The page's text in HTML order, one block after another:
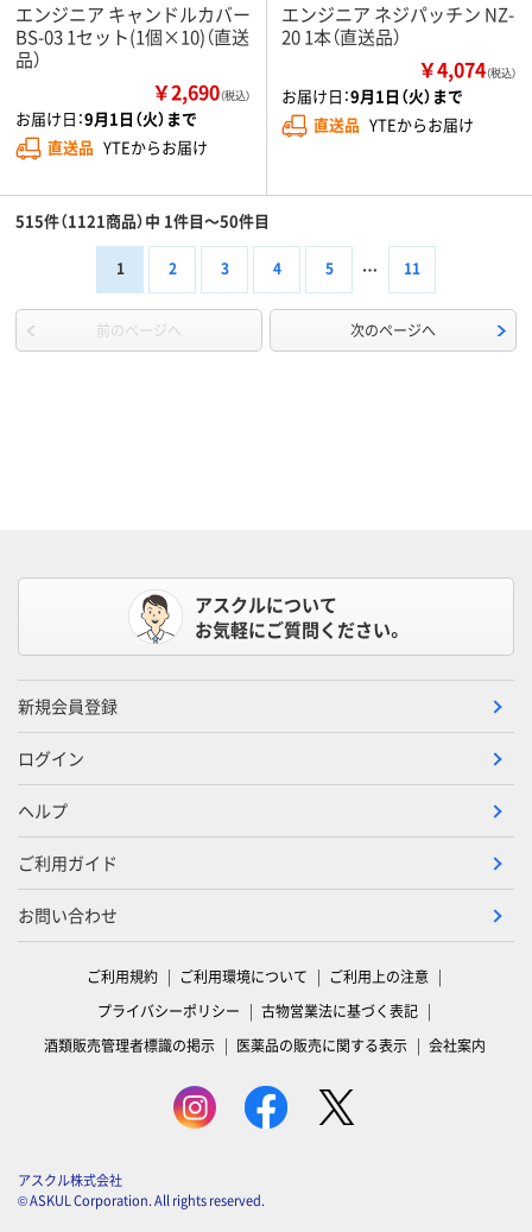
エンジニア キャンドルカバー
BS-03 1セット(1個×10)（直送
品）
￥2,690（税込）
お届け日：9月1日（火）まで
直送品 YTEからお届け
エンジニア ネジパッチン NZ-
20 1本（直送品）
￥4,074（税込）
お届け日：9月1日（火）まで
直送品 YTEからお届け
515件（1121商品）中 1件目～50件目
1 2 3 4 5 11
前のページへ 次のページへ
アスクルについて
お気軽にご質問ください。
新規会員登録
ログイン
ヘルプ
ご利用ガイド
お問い合わせ
ご利用規約 ご利用環境について
ご利用上の注意
プライバシーポリシー
古物営業法に基づく表記
酒類販売管理者標識の掲示
医薬品の販売に関する表示 会社案内
アスクル株式会社
© ASKUL Corporation. All rights reserved.